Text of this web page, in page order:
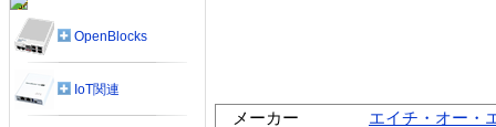
メーカー
エイチ・オー・
OpenBlocks
IoT関連